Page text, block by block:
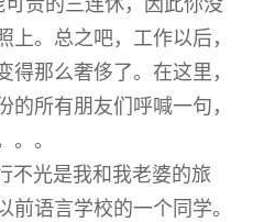
。总之吧，工作以后，
那么奢侈了。在这里，
所有朋友们呼喊一句，
。
光是我和我老婆的旅
语言学校的一个同学。